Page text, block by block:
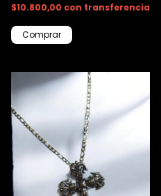
$10.800,00 con transferencia